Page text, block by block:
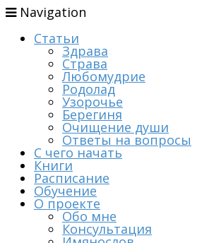
Navigation
Статьи
Здрава
Страва
Любомудрие
Родолад
Узорочье
Берегиня
Очищение души
Ответы на вопросы
С чего начать
Книги
Расписание
Обучение
О проекте
Обо мне
Консультация